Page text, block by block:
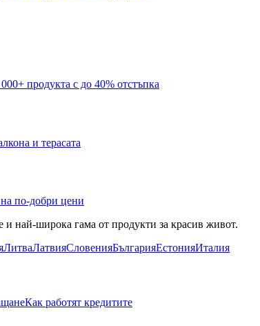
продукта с до 40% отстъпка
и терасата
по-добри цени
и най-широка гама от продукти за красив живот.
ЛитваЛатвияСловенияБългарияЕстонияИталия
Как работят кредитите